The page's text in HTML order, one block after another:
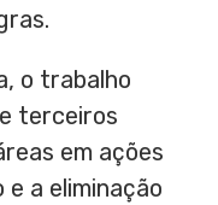
o trabalho
terceiros
em ações
a eliminação